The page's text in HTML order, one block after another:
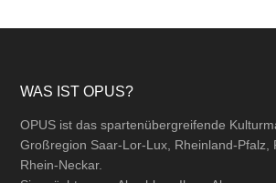
Footer
WAS IST OPUS?
OPUS ist das spartenübergreifende
Großregion Saar-Lor-Lux, Rheinland-Pfalz,
Rhein-Neckar.